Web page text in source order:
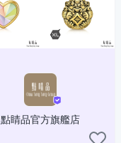
點睛品官方旗艦店